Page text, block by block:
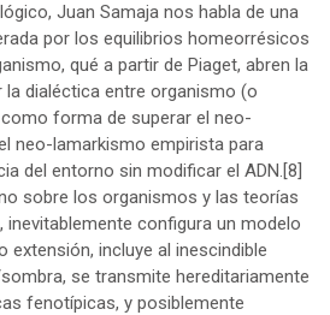
Juan Samaja nos habla de una
por los equilibrios homeorrésicos
qué a partir de Piaget, abren la
la dialéctica entre organismo (o
forma de superar el neo-
neo-lamarkismo empirista para
del entorno sin modificar el ADN.[8]
sobre los organismos y las teorías
inevitablemente configura un modelo
extensión, incluye al inescindible
se transmite hereditariamente
fenotípicas, y posiblemente